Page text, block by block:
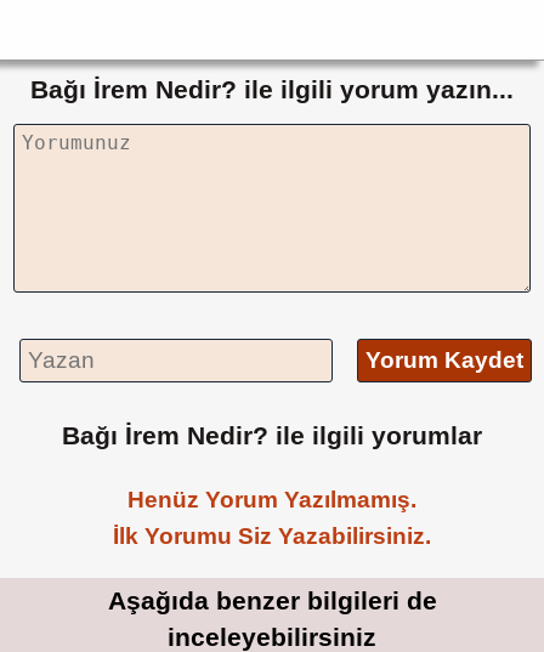
Bağı İrem Nedir? ile ilgili yorum yazın...
Yorum Kaydet
Bağı İrem Nedir? ile ilgili yorumlar
Henüz Yorum Yazılmamış.
İlk Yorumu Siz Yazabilirsiniz.
Aşağıda benzer bilgileri de
inceleyebilirsiniz